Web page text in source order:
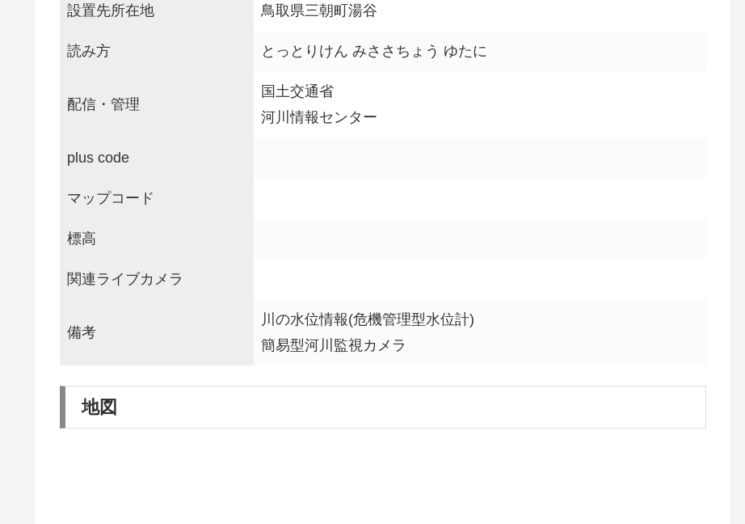
設置先所在地 鳥取県三朝町湯谷
読み方 とっとりけん みささちょう ゆたに
配信・管理
国土交通省
河川情報センター
plus code
マップコード
標高
関連ライブカメラ
備考
川の水位情報(危機管理型水位計)
簡易型河川監視カメラ
地図